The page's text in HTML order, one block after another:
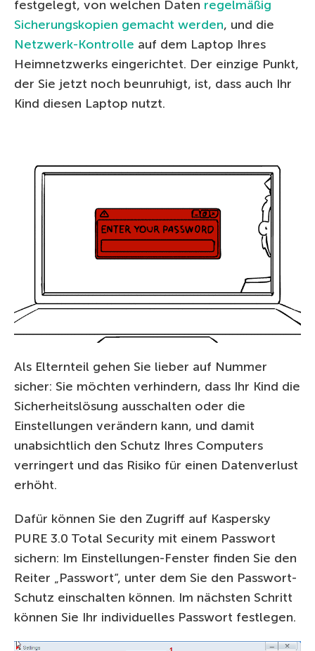
festgelegt, von welchen Daten regelmäßig
Sicherungskopien gemacht werden, und die
Netzwerk-Kontrolle auf dem Laptop Ihres
Heimnetzwerks eingerichtet. Der einzige Punkt,
der Sie jetzt noch beunruhigt, ist, dass auch Ihr
Kind diesen Laptop nutzt.
Als Elternteil gehen Sie lieber auf Nummer
sicher: Sie möchten verhindern, dass Ihr Kind die
Sicherheitslösung ausschalten oder die
Einstellungen verändern kann, und damit
unabsichtlich den Schutz Ihres Computers
verringert und das Risiko für einen Datenverlust
erhöht.
Dafür können Sie den Zugriff auf Kaspersky
PURE 3.0 Total Security mit einem Passwort
sichern: Im Einstellungen-Fenster finden Sie den
Reiter „Passwort“, unter dem Sie den Passwort-
Schutz einschalten können. Im nächsten Schritt
können Sie Ihr individuelles Passwort festlegen.